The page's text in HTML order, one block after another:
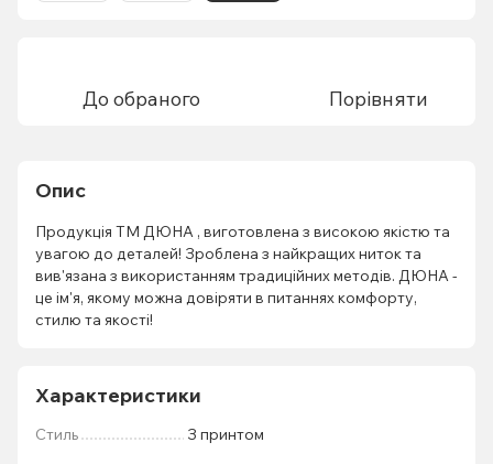
До обраного Порівняти
Опис
Продукція ТМ ДЮНА , виготовлена з високою якістю та
увагою до деталей! Зроблена з найкращих ниток та
вив'язана з використанням традиційних методів. ДЮНА -
це ім'я, якому можна довіряти в питаннях комфорту,
стилю та якості!
Характеристики
Стиль З принтом